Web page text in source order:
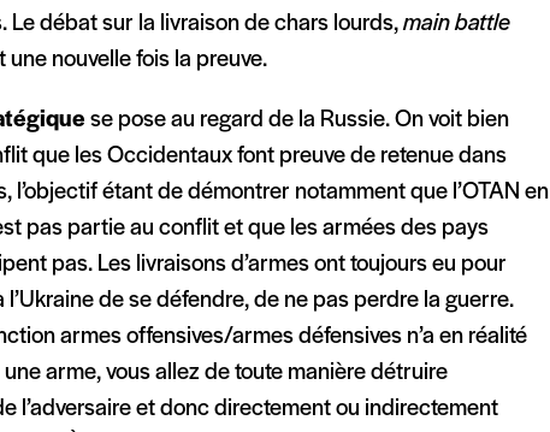
Le débat sur la livraison de chars lourds,main battle
une nouvelle fois la preuve.
se pose au regard de la Russie. On voit bien
que les Occidentaux font preuve de retenue dans
l’objectif étant de démontrer notamment que l’OTAN en
pas partie au conflit et que les armées des pays
pas. Les livraisons d’armes ont toujours eu pour
de se défendre, de ne pas perdre la guerre.
armes offensives/armes défensives n’a en réalité
arme, vous allez de toute manière détruire
l’adversaire et donc directement ou indirectement